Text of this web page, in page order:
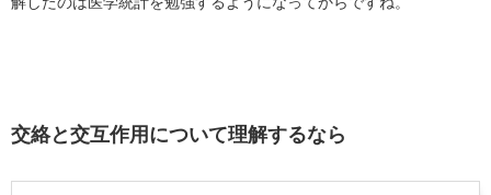
交絡と交互作用について理解するなら